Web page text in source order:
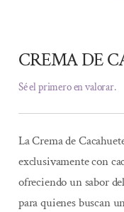
CREMA DE
Sé el primero en valorar.
La Crema de
exclusivamente con
ofreciendo un sabor
para quienes buscan